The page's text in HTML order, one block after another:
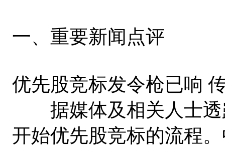
一、重要新闻点评
优先股竞标发令枪已响
据媒体及相关人士透
开始优先股竞标的流程